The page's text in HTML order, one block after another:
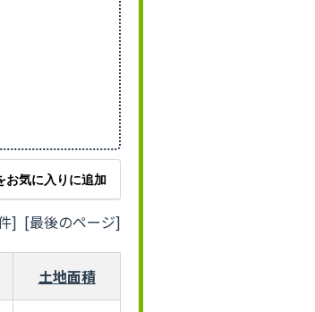
お気に入りに追加
] [最後のページ]
土地面積